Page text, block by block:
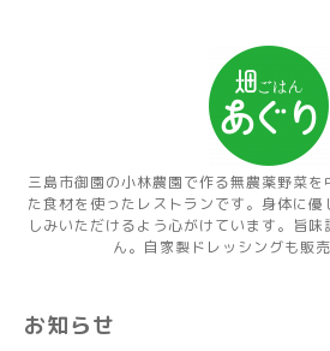
三島市御園の小林農園で作る無農薬野菜
た食材を使ったレストランです。身体に
しみいただけるよう心がけています。旨
ん。自家製ドレッシングも販売
お知らせ